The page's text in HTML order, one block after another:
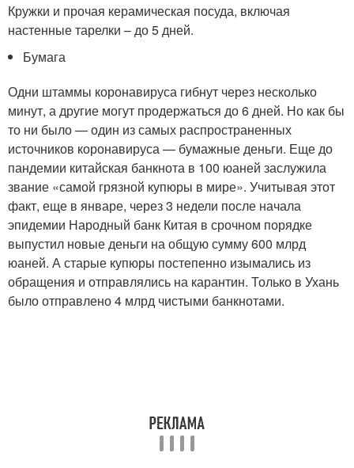
Кружки и прочая керамическая посуда, включая
настенные тарелки – до 5 дней.
Бумага
Одни штаммы коронавируса гибнут через несколько
минут, а другие могут продержаться до 6 дней. Но как бы
то ни было — один из самых распространенных
источников коронавируса — бумажные деньги. Еще до
пандемии китайская банкнота в 100 юаней заслужила
звание «самой грязной купюры в мире». Учитывая этот
факт, еще в январе, через 3 недели после начала
эпидемии Народный банк Китая в срочном порядке
выпустил новые деньги на общую сумму 600 млрд
юаней. А старые купюры постепенно изымались из
обращения и отправлялись на карантин. Только в Ухань
было отправлено 4 млрд чистыми банкнотами.